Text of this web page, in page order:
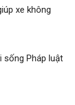
xe không
sống Pháp luật